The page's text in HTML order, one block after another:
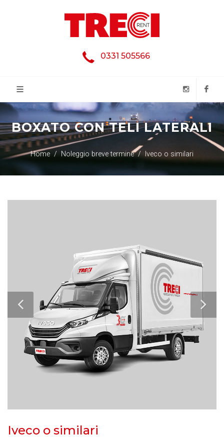
0331 505566
BOXATO CON TELI LATERALI
Home Noleggio breve termine Iveco o similari
Iveco o similari